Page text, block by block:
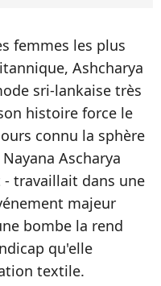
femmes les plus
Ashcharya
sri-lankaise très
histoire force le
connu la sphère
Ascharya
travaillait dans une
majeur
bombe la rend
qu'elle
textile.